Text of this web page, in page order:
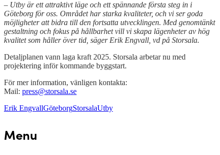
– Utby är ett attraktivt läge och ett spännande första steg in i
Göteborg för oss. Området har starka kvaliteter, och vi ser goda
möjligheter att bidra till den fortsatta utvecklingen. Med genomtänkt
gestaltning och fokus på hållbarhet vill vi skapa lägenheter av hög
kvalitet som håller över tid, säger Erik Engvall, vd på Storsala.
Detaljplanen vann laga kraft 2025. Storsala arbetar nu med
projektering inför kommande byggstart.
För mer information, vänligen kontakta:
Mail: press@storsala.se
Erik EngvallGöteborgStorsalaUtby
Menu